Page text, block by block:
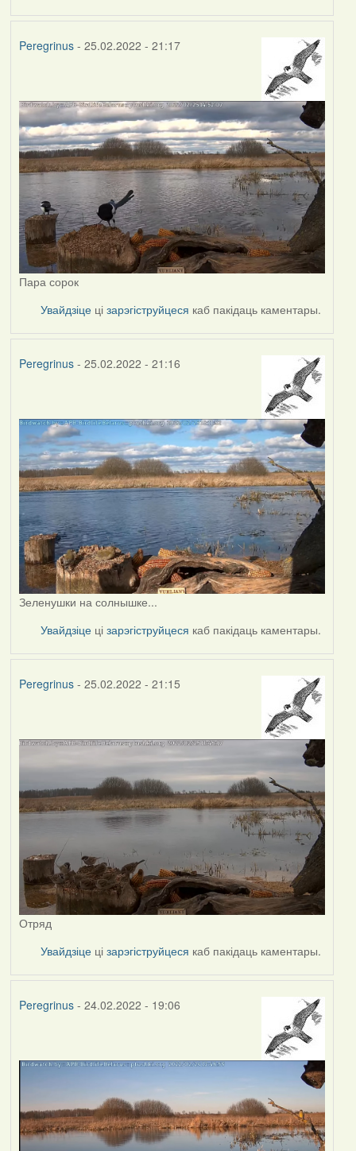
Peregrinus- 25.02.2022 - 21:17
Пара сорок
Увайдзіце цізарэгіструйцеся каб пакідаць каментары.
Peregrinus- 25.02.2022 - 21:16
Зеленушки на солнышке...
Увайдзіце цізарэгіструйцеся каб пакідаць каментары.
Peregrinus- 25.02.2022 - 21:15
Отряд
Увайдзіце цізарэгіструйцеся каб пакідаць каментары.
Peregrinus- 24.02.2022 - 19:06